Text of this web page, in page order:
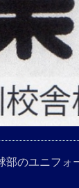
部のユニフォ